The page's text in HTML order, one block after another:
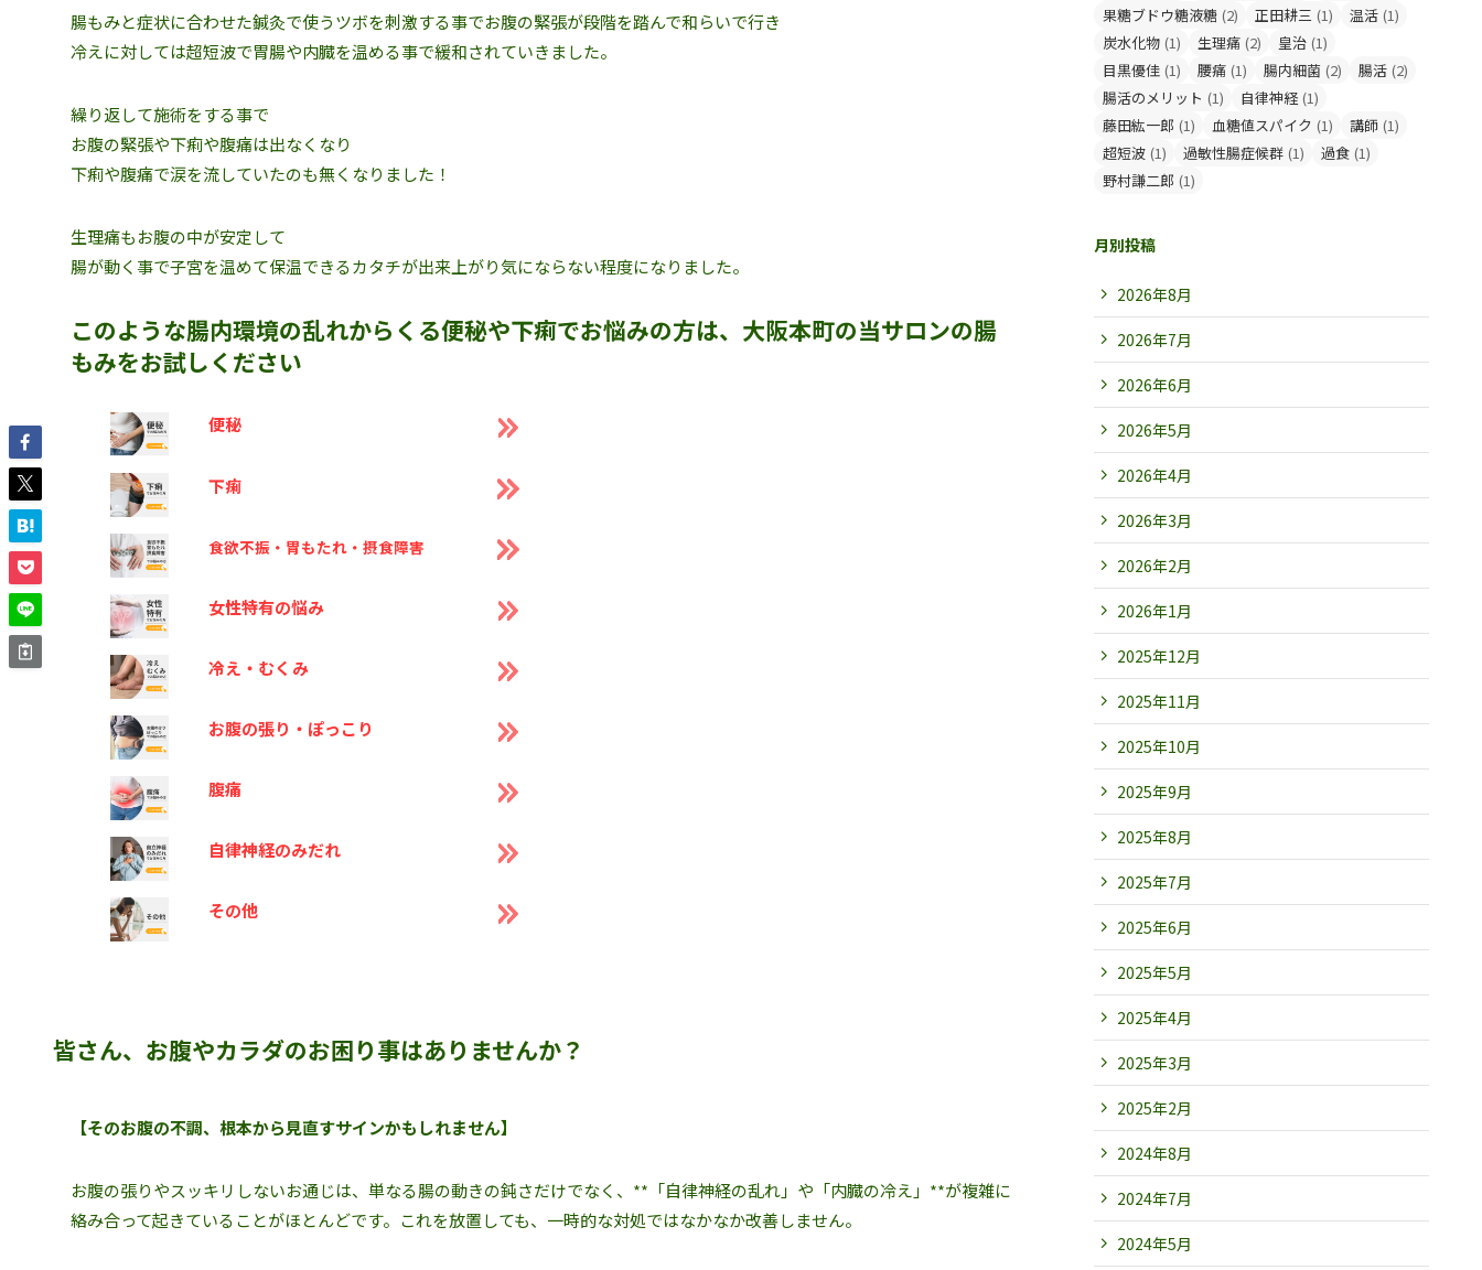
腸もみと症状に合わせた鍼灸で使うツボを刺激する事でお腹の緊張が段階を踏んで和らいで行き
冷えに対しては超短波で胃腸や内臓を温める事で緩和されていきました。
繰り返して施術をする事で
お腹の緊張や下痢や腹痛は出なくなり
下痢や腹痛で涙を流していたのも無くなりました！
生理痛もお腹の中が安定して
腸が動く事で子宮を温めて保温できるカタチが出来上がり気にならない程度になりました。
このような腸内環境の乱れからくる便秘や下痢でお悩みの方は、大阪本町の当サロンの腸
もみをお試しください
便秘
下痢
食欲不振・胃もたれ・摂食障害
女性特有の悩み
冷え・むくみ
お腹の張り・ぽっこり
腹痛
自律神経のみだれ
その他
皆さん、お腹やカラダのお困り事はありませんか？
【そのお腹の不調、根本から見直すサインかもしれません】
お腹の張りやスッキリしないお通じは、単なる腸の動きの鈍さだけでなく、**「自律神経の乱れ」や「内臓の冷え」**が複雑に
絡み合って起きていることがほとんどです。これを放置しても、一時的な対処ではなかなか改善しません。
果糖ブドウ糖液糖 (2) 正田耕三 (1) 温活 (1)
炭水化物 (1) 生理痛 (2) 皇治 (1)
目黒優佳 (1) 腰痛 (1) 腸内細菌 (2) 腸活 (2)
腸活のメリット (1) 自律神経 (1)
藤田紘一郎 (1) 血糖値スパイク (1) 講師 (1)
超短波 (1) 過敏性腸症候群 (1) 過食 (1)
野村謙二郎 (1)
月別投稿
2026年8月
2026年7月
2026年6月
2026年5月
2026年4月
2026年3月
2026年2月
2026年1月
2025年12月
2025年11月
2025年10月
2025年9月
2025年8月
2025年7月
2025年6月
2025年5月
2025年4月
2025年3月
2025年2月
2024年8月
2024年7月
2024年5月